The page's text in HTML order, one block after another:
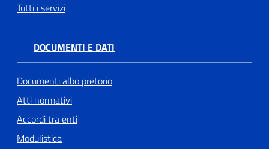
Tutti i servizi
DOCUMENTI E DATI
Documenti albo pretorio
Atti normativi
Accordi tra enti
Modulistica